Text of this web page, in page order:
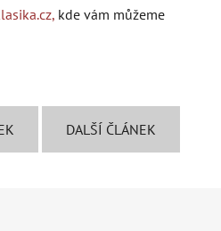
kde vám můžeme
DALŠÍ ČLÁNEK